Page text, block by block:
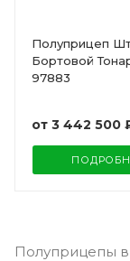
Полуприцеп
Бортовой
97883
от 3 442 500
Полуприцепы в